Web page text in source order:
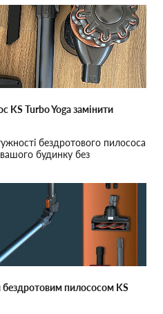
KS Turbo Yoga замінити
бездротового пилососа
будинку без
бездротовим пилососом KS